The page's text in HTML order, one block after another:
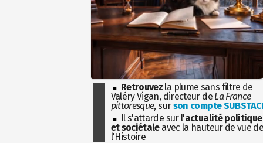
Retrouvez la plume sans filtre de
Valéry Vigan, directeur de La France
pittoresque, surson compte
Il s'attarde sur l'actualité politique
et sociétaleavec la hauteur de vue
l'Histoire